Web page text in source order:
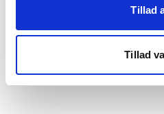
Tillad
Tillad